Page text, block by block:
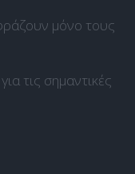
μόνο τους
τις σημαντικές